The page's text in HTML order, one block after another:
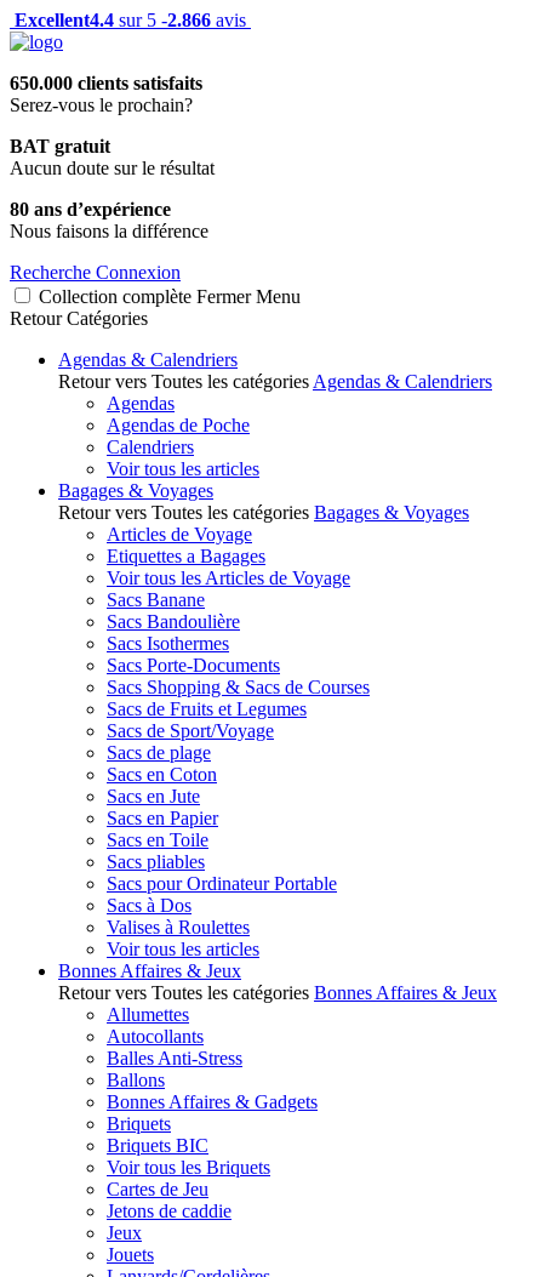
Excellent4.4 sur 5 -2.866 avis
650.000 clients satisfaits
Serez-vous le prochain?
BAT gratuit
Aucun doute sur le résultat
80 ans d’expérience
Nous faisons la différence
Recherche Connexion
Collection complète Fermer Menu
Retour Catégories
Agendas & Calendriers
Retour vers Toutes les catégories Agendas & Calendriers
Agendas
Agendas de Poche
Calendriers
Voir tous les articles
Bagages & Voyages
Retour vers Toutes les catégories Bagages & Voyages
Articles de Voyage
Etiquettes a Bagages
Voir tous les Articles de Voyage
Sacs Banane
Sacs Bandoulière
Sacs Isothermes
Sacs Porte-Documents
Sacs Shopping & Sacs de Courses
Sacs de Fruits et Legumes
Sacs de Sport/Voyage
Sacs de plage
Sacs en Coton
Sacs en Jute
Sacs en Papier
Sacs en Toile
Sacs pliables
Sacs pour Ordinateur Portable
Sacs à Dos
Valises à Roulettes
Voir tous les articles
Bonnes Affaires & Jeux
Retour vers Toutes les catégories Bonnes Affaires & Jeux
Allumettes
Autocollants
Balles Anti-Stress
Ballons
Bonnes Affaires & Gadgets
Briquets
Briquets BIC
Voir tous les Briquets
Cartes de Jeu
Jetons de caddie
Jeux
Jouets